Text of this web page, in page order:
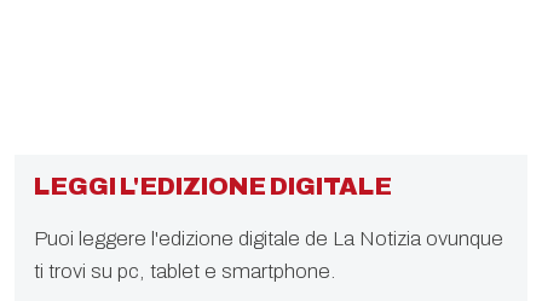
LEGGI L'EDIZIONE DIGITALE
Puoi leggere l'edizione digitale de La Notizia ovunque
ti trovi su pc, tablet e smartphone.